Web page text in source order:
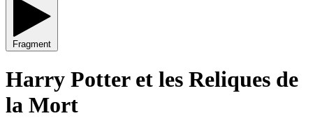
Fragment
Harry Potter et les Reliques de
la Mort